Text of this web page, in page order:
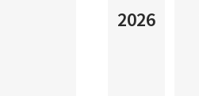
2003
2026